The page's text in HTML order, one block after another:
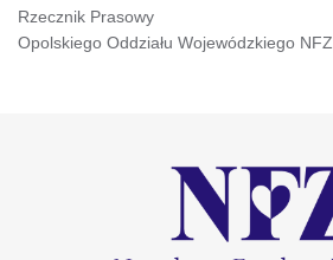
Rzecznik Prasowy
Opolskiego Oddziału Wojewódzkiego NFZ